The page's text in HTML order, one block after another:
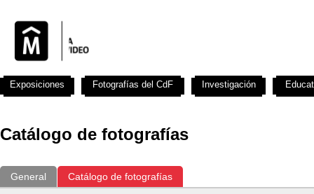
Catálogo de fotografías
General Catálogo de fotografías
Exposiciones Fotografías del CdF Investigación